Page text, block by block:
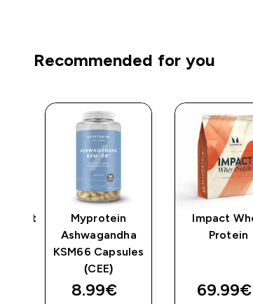
Recommended for you
Myprotein
Ashwagandha
KSM66 Capsules
(CEE)
8.99€‎
Impact
Protein
69.99€‎